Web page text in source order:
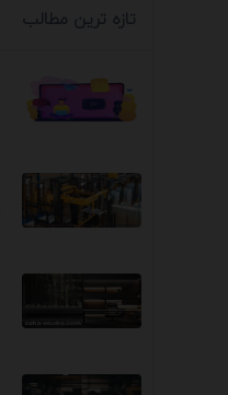
تازه ترین مطالب